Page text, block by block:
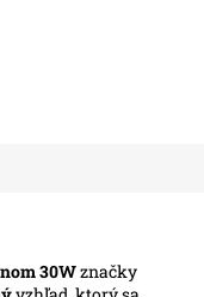
30Wznačky